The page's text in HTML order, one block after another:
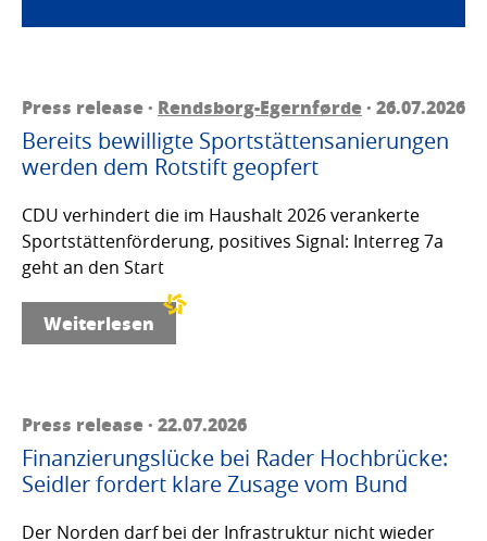
Press release · Rendsborg-Egernførde· 26.07.2026
Bereits bewilligte Sportstättensanierungen
werden dem Rotstift geopfert
CDU verhindert die im Haushalt 2026 verankerte
Sportstättenförderung, positives Signal: Interreg 7a
geht an den Start
Weiterlesen
Press release · 22.07.2026
Finanzierungslücke bei Rader Hochbrücke:
Seidler fordert klare Zusage vom Bund
Der Norden darf bei der Infrastruktur nicht wieder